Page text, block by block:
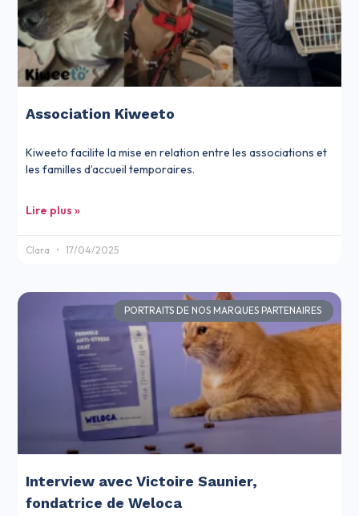
Association Kiweeto
Kiweeto facilite la mise en relation entre les associations et
les familles d’accueil temporaires.
Lire plus »
Clara 17/04/2025
PORTRAITS DE NOS MARQUES PARTENAIRES
Interview avec Victoire Saunier,
fondatrice de Weloca